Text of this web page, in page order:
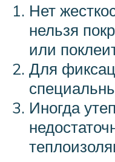
Нет
нельзя
или
Для
Иногда